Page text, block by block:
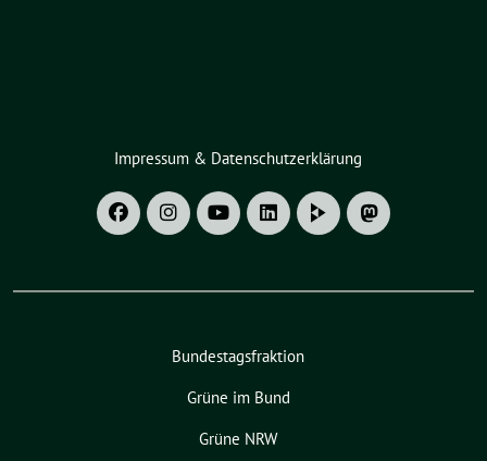
Impressum & Datenschutzerklärung
Bundestagsfraktion
Grüne im Bund
Grüne NRW